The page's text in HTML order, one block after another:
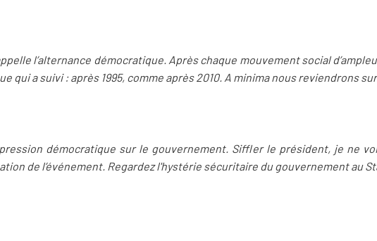
l’alternance démocratique. Après chaque mouvement social
qui a suivi : après 1995, comme après 2010. A minima nous reviendrons
démocratique sur le gouvernement. Siffler le président, je ne
de l’événement. Regardez l'hystérie sécuritaire du gouvernement au